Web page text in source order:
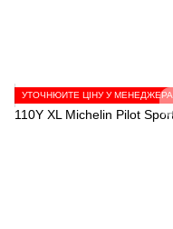
УТОЧНЮЙТЕ ЦІНУ У МЕНЕДЖЕРА